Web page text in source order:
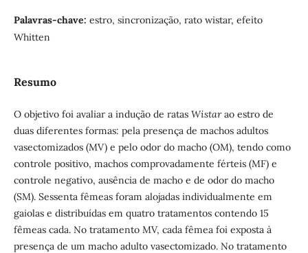
Palavras-chave: estro, sincronização, rato wistar, efeito
Whitten
Resumo
O objetivo foi avaliar a indução de ratas Wistarao estro de
duas diferentes formas: pela presença de machos adultos
vasectomizados (MV) e pelo odor do macho (OM), tendo como
controle positivo, machos comprovadamente férteis (MF) e
controle negativo, ausência de macho e de odor do macho
(SM). Sessenta fêmeas foram alojadas individualmente em
gaiolas e distribuídas em quatro tratamentos contendo 15
fêmeas cada. No tratamento MV, cada fêmea foi exposta à
presença de um macho adulto vasectomizado. No tratamento